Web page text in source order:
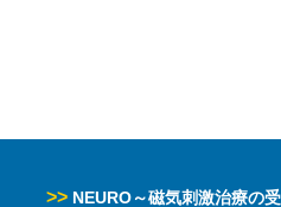
>> NEURO～磁気刺激治療の